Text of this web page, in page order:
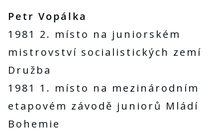
Petr Vopálka
1981 2. místo na juniorském
mistrovství socialistických zemí
Družba
1981 1. místo na mezinárodním
etapovém závodě juniorů Mládí
Bohemie